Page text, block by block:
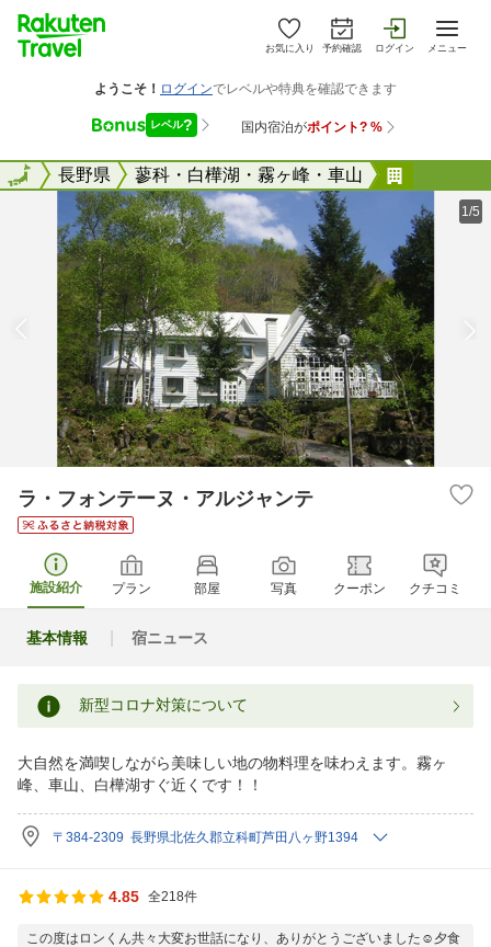
お気に入り 予約確認 ログイン メニュー
全国長野県 蓼科・白樺湖・霧ヶ峰・車山
全国
1/5
ラ・フォンテーヌ・アルジャンテ
施設紹介 プラン 部屋 写真 クーポン クチコミ
基本情報 宿ニュース
新型コロナ対策について
大自然を満喫しながら美味しい地の物料理を味わえます。霧ヶ
峰、車山、白樺湖すぐ近くです！！
〒384-2309 長野県北佐久郡立科町芦田八ヶ野1394
4.85 全218件
この度はロンくん共々大変お世話になり、ありがとうございました☺️夕食